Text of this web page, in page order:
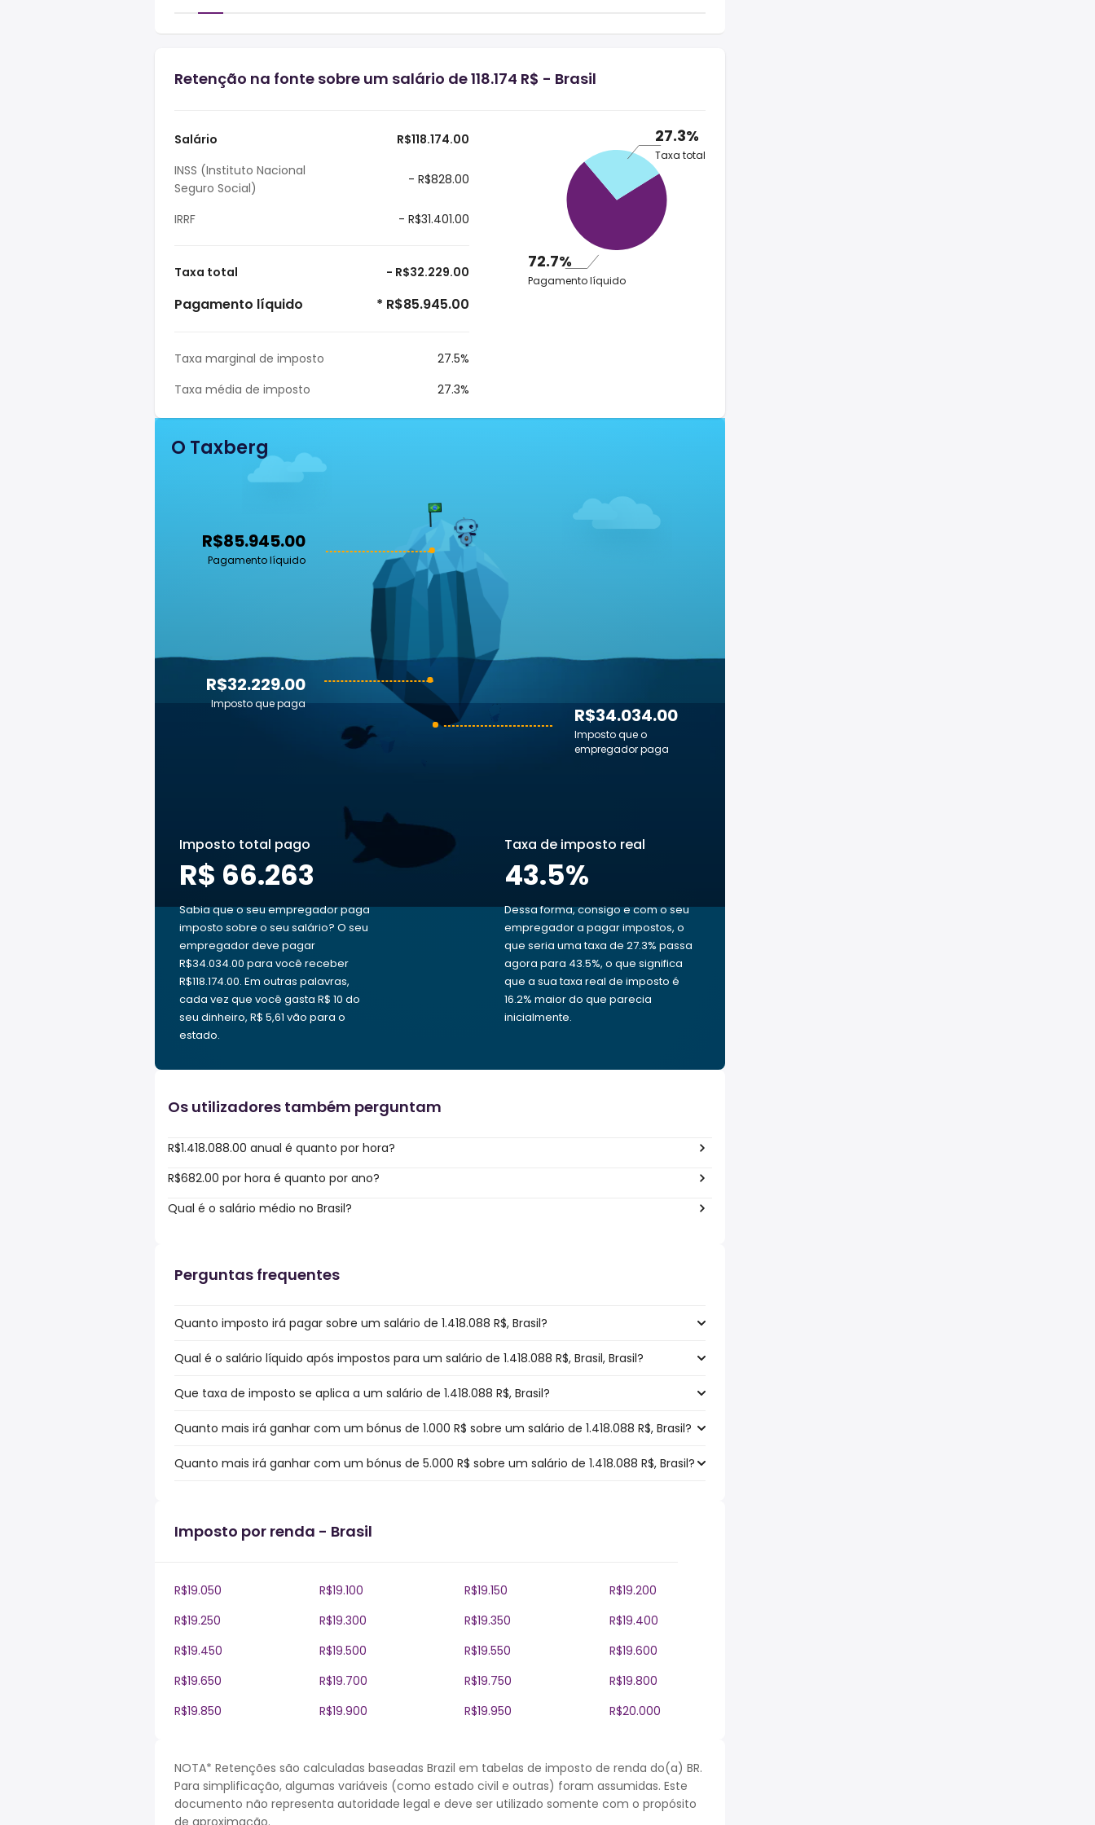
Retenção na fonte sobre um salário de 118.174 R$ - Brasil
Salário
R$118.174.00
INSS (Instituto Nacional
Seguro Social)
- R$828.00
IRRF - R$31.401.00
Taxa total - R$32.229.00
Pagamento líquido * R$85.945.00
Taxa marginal de imposto
27.5%
Taxa média de imposto
27.3%
27.3%
Taxa total
72.7%
Pagamento líquido
O Taxberg
R$85.945.00
Pagamento líquido
R$34.034.00
Imposto que o
empregador paga
R$32.229.00
Imposto que paga
Imposto total pago
R$ 66.263
Sabia que o seu empregador paga
imposto sobre o seu salário? O seu
empregador deve pagar
R$34.034.00 para você receber
R$118.174.00. Em outras palavras,
cada vez que você gasta R$ 10 do
seu dinheiro, R$ 5,61 vão para o
estado.
Taxa de imposto real
43.5%
Dessa forma, consigo e com o seu
empregador a pagar impostos, o
que seria uma taxa de 27.3% passa
agora para 43.5%, o que significa
que a sua taxa real de imposto é
16.2% maior do que parecia
inicialmente.
Os utilizadores também perguntam
R$1.418.088.00 anual é quanto por hora?
R$682.00 por hora é quanto por ano?
Qual é o salário médio no Brasil?
Perguntas frequentes
Quanto imposto irá pagar sobre um salário de 1.418.088 R$, Brasil?
Qual é o salário líquido após impostos para um salário de 1.418.088 R$, Brasil, Brasil?
Que taxa de imposto se aplica a um salário de 1.418.088 R$, Brasil?
Quanto mais irá ganhar com um bónus de 1.000 R$ sobre um salário de 1.418.088 R$, Brasil?
Quanto mais irá ganhar com um bónus de 5.000 R$ sobre um salário de 1.418.088 R$, Brasil?
Imposto por renda - Brasil
R$19.050 R$19.100 R$19.150
R$19.200
R$19.250
R$19.300 R$19.350
R$19.400
R$19.450
R$19.500 R$19.550
R$19.600
R$19.650
R$19.700 R$19.750
R$19.800
R$19.850
R$19.900 R$19.950 R$20.000
NOTA* Retenções são calculadas baseadas Brazil em tabelas de imposto de renda do(a) BR.
Para simplificação, algumas variáveis (como estado civil e outras) foram assumidas. Este
documento não representa autoridade legal e deve ser utilizado somente com o propósito
de aproximação.